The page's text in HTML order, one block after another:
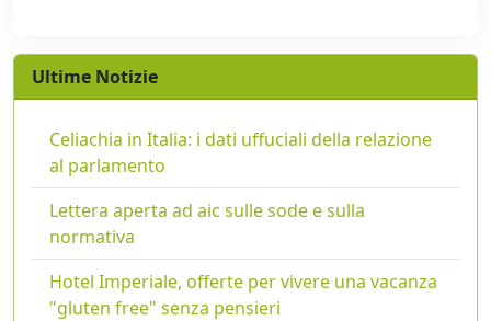
Ultime Notizie
Celiachia in Italia: i dati uffuciali della relazione
al parlamento
Lettera aperta ad aic sulle sode e sulla
normativa
Hotel Imperiale, offerte per vivere una vacanza
"gluten free" senza pensieri